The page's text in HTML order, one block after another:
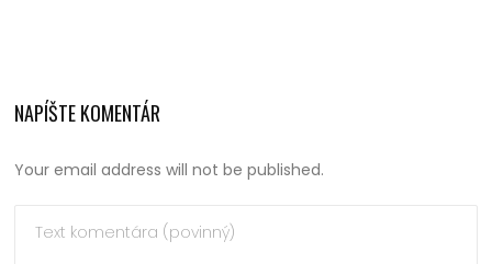
NAPÍŠTE KOMENTÁR
Your email address will not be published.